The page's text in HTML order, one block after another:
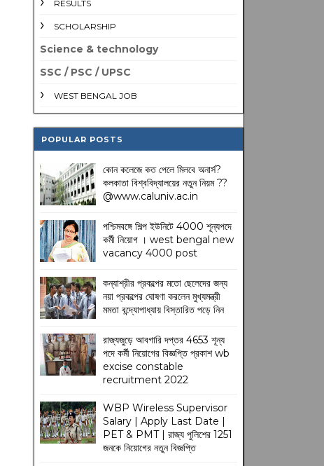
RESULTS
SCHOLARSHIP
Science & technology
SSC / PSC / UPSC
WEST BENGAL JOB
POPULAR POSTS
কোন কলেজে কত পেলে মিলবে অনার্স?
কলকাতা বিশ্ববিদ্যালয়ের নতুন নিয়ম??
@www.caluniv.ac.in
পশ্চিমবঙ্গে শিল্প ইউনিটে 4000 শূন্যপদে
কর্মী নিয়োগ । west bengal new
vacancy 4000 post
কন্যাশ্রীর প্রকল্পের মতো ছেলেদের জন্য
নয়া প্রকল্পের ঘোষণা করলেন মুখ্যমন্ত্রী
মমতা বন্দ্যোপাধ্যায় বিস্তারিত পড়ে নিন
রাজ্যজুড়ে আবগারি দপ্তর 4653 শূন্য
পদে কর্মী নিয়োগের বিজ্ঞপ্তি প্রকাশ wb
excise constable
recruitment 2022
WBP Wireless Supervisor
Salary | Apply Last Date |
PET & PMT | রাজ্য পুলিশের 1251
জনকে নিয়োগের নতুন বিজ্ঞপ্তি